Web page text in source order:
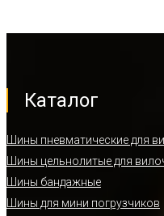
Каталог
Шины пневматические для
Шины цельнолитые для
Шины бандажные
Шины для мини погрузчиков